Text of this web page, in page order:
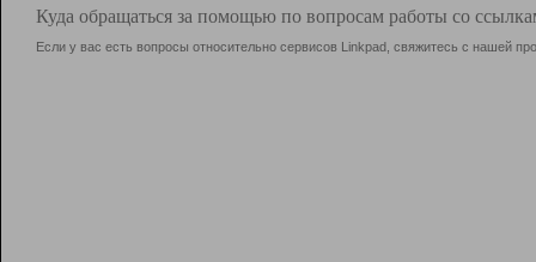
Куда обращаться за помощью по вопросам работы со
Если у вас есть вопросы относительно сервисов Linkpad, свяжитесь с нашей